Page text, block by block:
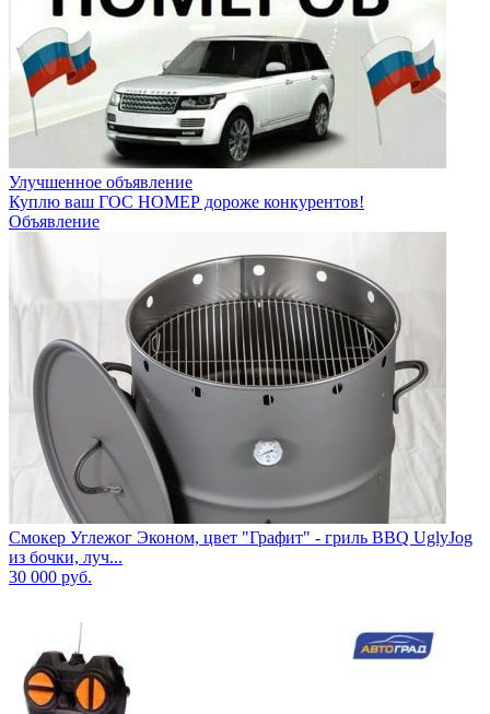
Улучшенное объявление
Куплю ваш ГОС НОМЕР дороже конкурентов!
Объявление
Смокер Углежог Эконом, цвет "Графит" - гриль BBQ UglyJog
из бочки, луч...
30 000 руб.